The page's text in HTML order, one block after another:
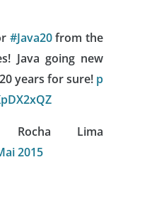
#Java20from the
Java going new
years for sure! p
Lima
2015